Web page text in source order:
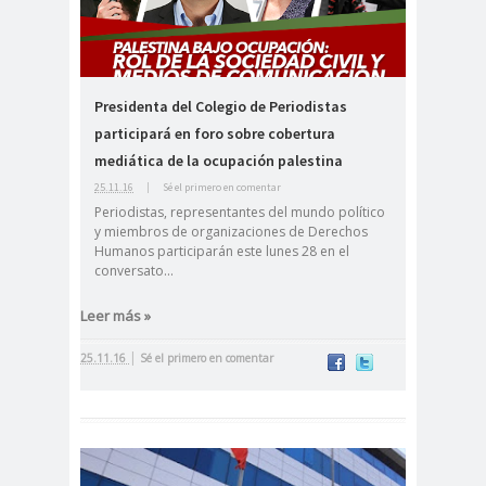
Alejandra
Riveros
Alejandro
Navarro
Alejandro
Torres
Alto Comisionado de ONU
para los DDHH
Álvaro
Elizalde
Ortiz
as
Aminátegui
31
Amnistía
Oppenheimer
Tarapacá
65
ta
Presidenta del Colegio de Periodistas
participará en foro sobre cobertura
mediática de la ocupación palestina
25.11.16 | Sé el primero en comentar
Periodistas, representantes del mundo político
y miembros de organizaciones de Derechos
Humanos participarán este lunes 28 en el
conversato...
Leer más »
25.11.16 | Sé el primero en comentar